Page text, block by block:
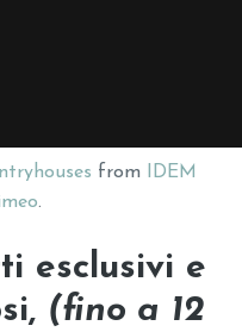
from IDEM
.
esclusivi e
(fino a 12